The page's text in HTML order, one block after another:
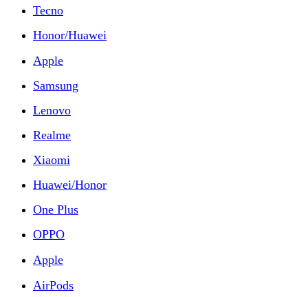
Tecno
Honor/Huawei
Apple
Samsung
Lenovo
Realme
Xiaomi
Huawei/Honor
One Plus
OPPO
Apple
AirPods